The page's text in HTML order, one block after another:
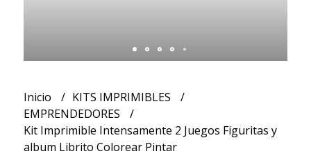
Inicio
KITS IMPRIMIBLES
EMPRENDEDORES
Kit Imprimible Intensamente 2 Juegos Figuritas y
album Librito Colorear Pintar